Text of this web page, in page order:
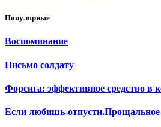
Популярные
Воспоминание
Письмо солдату
Форсига: эффективное средство в
Если любишь-отпусти.Прощальное